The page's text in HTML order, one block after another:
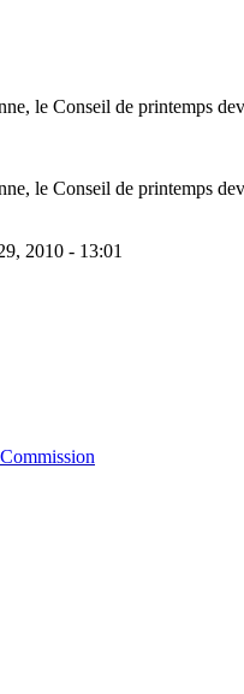
le Conseil de printemps
le Conseil de printemps
2010 - 13:01